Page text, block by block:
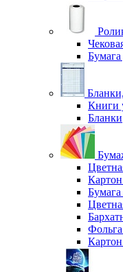
Бумага
Книги
Бланки